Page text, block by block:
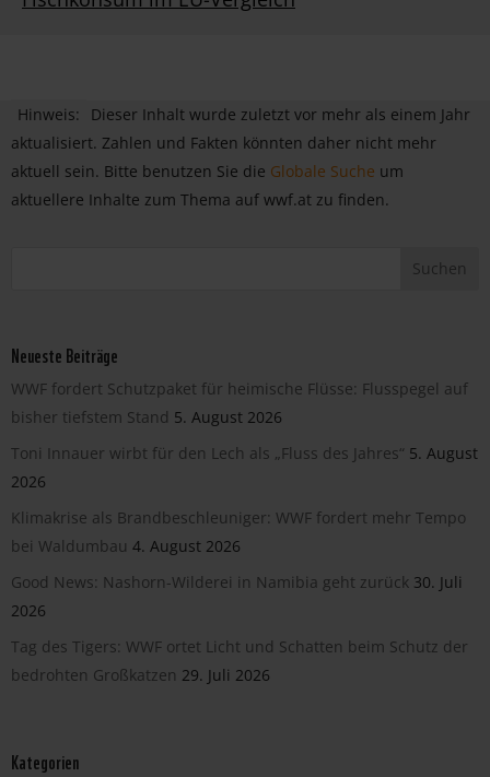
Hinweis:
Dieser Inhalt wurde zuletzt vor mehr als einem Jahr
aktualisiert. Zahlen und Fakten könnten daher nicht mehr
aktuell sein. Bitte benutzen Sie die Globale Suche um
aktuellere Inhalte zum Thema auf wwf.at zu finden.
Neueste Beiträge
WWF fordert Schutzpaket für heimische Flüsse: Flusspegel auf
bisher tiefstem Stand 5. August 2026
Toni Innauer wirbt für den Lech als „Fluss des Jahres“ 5. August
2026
Klimakrise als Brandbeschleuniger: WWF fordert mehr Tempo
bei Waldumbau 4. August 2026
Good News: Nashorn-Wilderei in Namibia geht zurück 30. Juli
2026
Tag des Tigers: WWF ortet Licht und Schatten beim Schutz der
bedrohten Großkatzen 29. Juli 2026
Kategorien